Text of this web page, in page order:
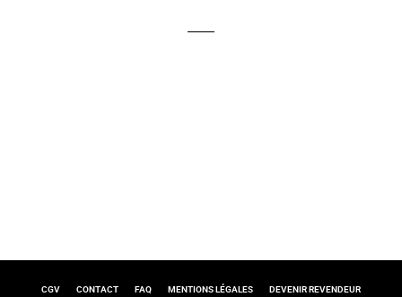
CGV CONTACT FAQ MENTIONS LÉGALES DEVENIR REVENDEUR